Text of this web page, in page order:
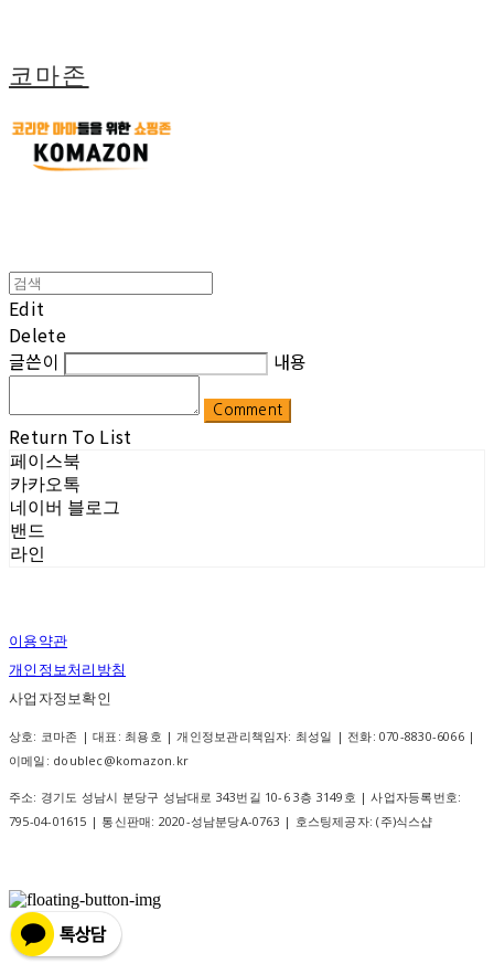
코마존
Edit
Delete
글쓴이
내용
Comment
Return To List
페이스북
카카오톡
네이버 블로그
밴드
라인
이용약관
개인정보처리방침
사업자정보확인
상호: 코마존 | 대표: 최용호 | 개인정보관리책임자: 최성일 | 전화: 070-8830-6066 |
이메일: doublec@komazon.kr
주소: 경기도 성남시 분당구 성남대로 343번길 10-6 3층 3149호 | 사업자등록번호:
795-04-01615 | 통신판매: 2020-성남분당A-0763 | 호스팅제공자: (주)식스샵